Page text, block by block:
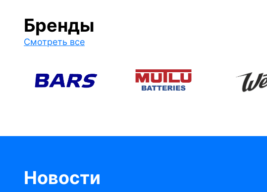
Бренды
Смотреть все
Новости